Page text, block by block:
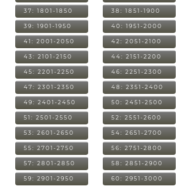
37: 1801-1850 38: 1851-1900
39: 1901-1950 40: 1951-2000
41: 2001-2050 42: 2051-2100
43: 2101-2150 44: 2151-2200
45: 2201-2250 46: 2251-2300
47: 2301-2350 48: 2351-2400
49: 2401-2450 50: 2451-2500
51: 2501-2550 52: 2551-2600
53: 2601-2650 54: 2651-2700
55: 2701-2750 56: 2751-2800
57: 2801-2850 58: 2851-2900
59: 2901-2950 60: 2951-3000